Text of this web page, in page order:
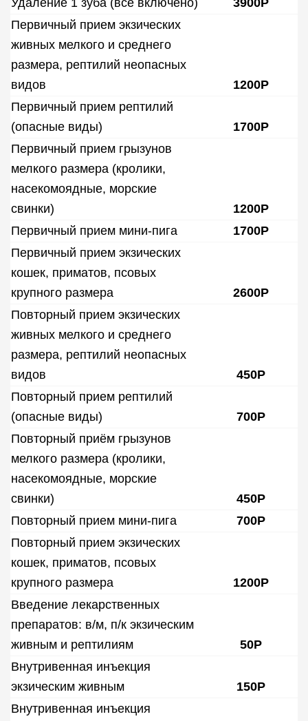
Удаление 1 зуба (все включено)
3900Р
Первичный прием экзических
живных мелкого и среднего
размера, рептилий неопасных
видов
1200Р
Первичный прием рептилий
(опасные виды)
1700Р
Первичный прием грызунов
мелкого размера (кролики,
насекомоядные, морские
свинки)
1200Р
Первичный прием мини-пига
1700Р
Первичный прием экзических
кошек, приматов, псовых
крупного размера
2600Р
Повторный прием экзических
живных мелкого и среднего
размера, рептилий неопасных
видов
450Р
Повторный прием рептилий
(опасные виды)
700Р
Повторный приём грызунов
мелкого размера (кролики,
насекомоядные, морские
свинки)
450Р
Повторный прием мини-пига
700Р
Повторный прием экзических
кошек, приматов, псовых
крупного размера
1200Р
Введение лекарственных
препаратов: в/м, п/к экзическим
живным и рептилиям
50Р
Внутривенная инъекция
экзическим живным
150Р
Внутривенная инъекция